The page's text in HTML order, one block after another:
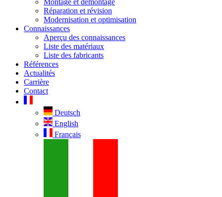
Montage et démontage
Réparation et révision
Modernisation et optimisation
Connaissances
Aperçu des connaissances
Liste des matériaux
Liste des fabricants
Références
Actualités
Carrière
Contact
Deutsch
English
Français